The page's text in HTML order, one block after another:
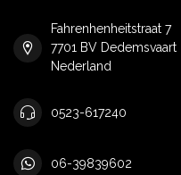
Fahrenhenheitstraat 7
7701 BV Dedemsvaart
Nederland
0523-617240
06-39839602